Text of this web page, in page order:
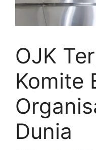
OJK
Komite
Dunia